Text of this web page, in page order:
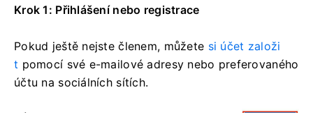
Krok 1: Přihlášení nebo registrace
Pokud ještě nejste členem, můžete si účet založi
t pomocí své e-mailové adresy nebo preferovaného
účtu na sociálních sítích.